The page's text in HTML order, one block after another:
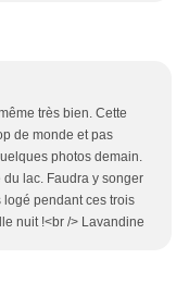
très bien. Cette
de monde et pas
photos demain.
lac. Faudra y songer
logé pendant ces trois
nuit !<br /> Lavandine